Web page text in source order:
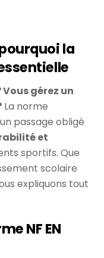
la
gérez un
La norme
passage obligé
et
sportifs. Que
scolaire
expliquons tout
NF EN